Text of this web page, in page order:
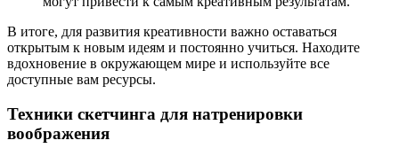
В итоге, для развития креативности важно оставаться
открытым к новым идеям и постоянно учиться. Находите
вдохновение в окружающем мире и используйте все
доступные вам ресурсы.
Техники скетчинга для натренировки
воображения